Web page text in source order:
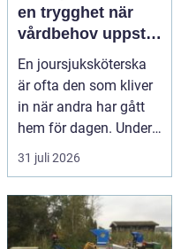
en trygghet när
vårdbehov uppstår
dygnet runt
En joursjuksköterska
är ofta den som kliver
in när andra har gått
hem för dagen. Under
sena kvällar,...
31 juli 2026